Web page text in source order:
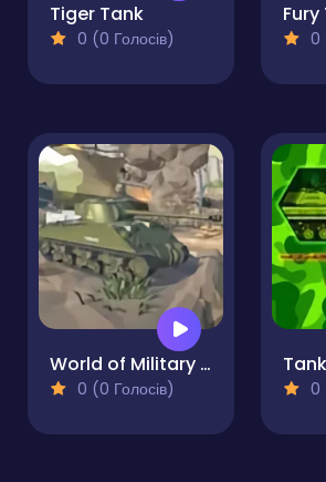
Tiger Tank
0 (0 Голосів) 0
World of Military Tanks
0 (0 Голосів) 0